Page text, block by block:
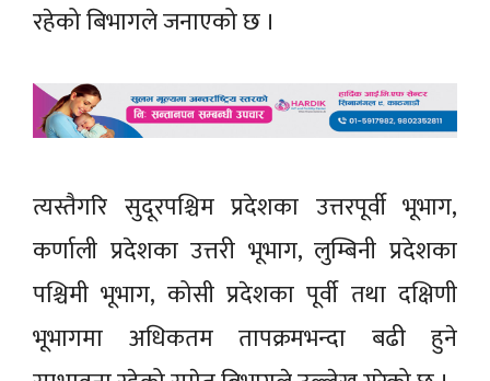
रहेको बिभागले जनाएको छ ।
त्यस्तैगरि सुदूरपश्चिम प्रदेशका उत्तरपूर्वी भूभाग,
कर्णाली प्रदेशका उत्तरी भूभाग, लुम्बिनी प्रदेशका
पश्चिमी भूभाग, कोसी प्रदेशका पूर्वी तथा दक्षिणी
भूभागमा अधिकतम तापक्रमभन्दा बढी हुने